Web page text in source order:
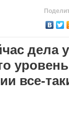
дела
все-